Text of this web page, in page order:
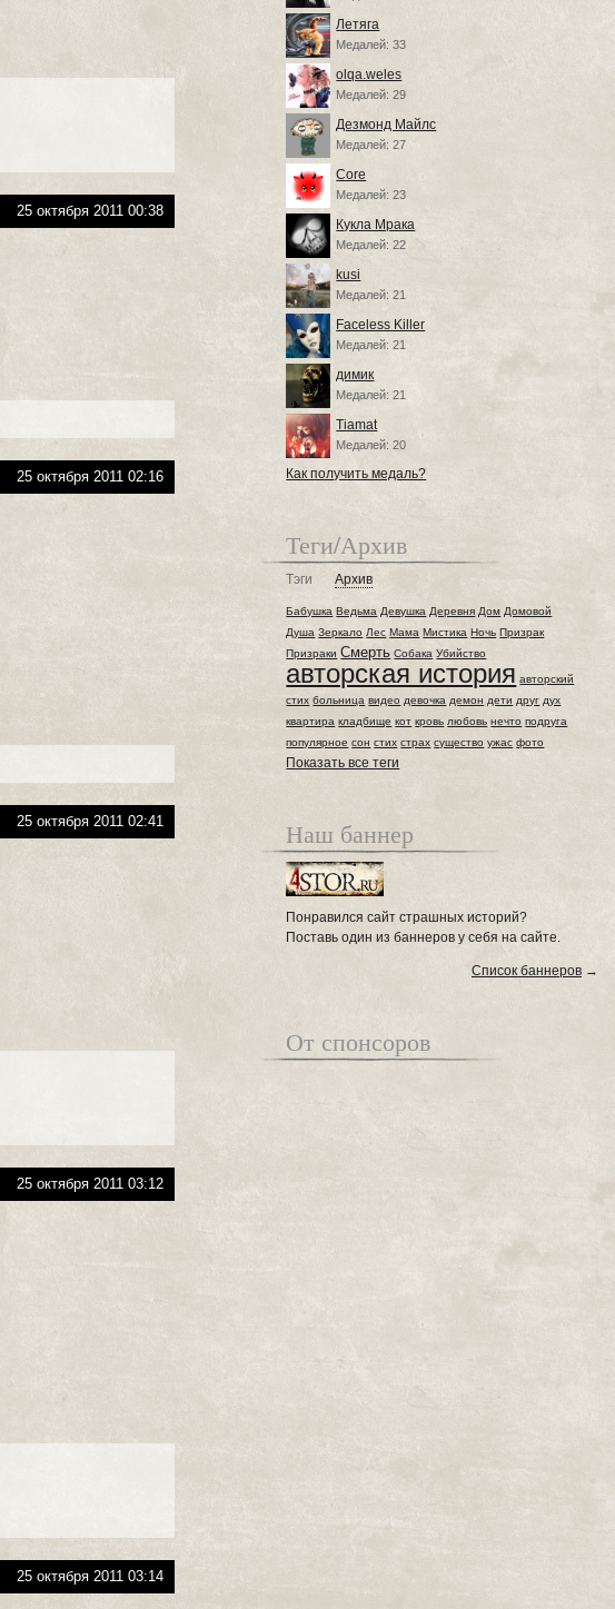
25 октября 2011 00:38
25 октября 2011 02:16
25 октября 2011 02:41
25 октября 2011 03:12
25 октября 2011 03:14
Летяга
Медалей: 33
olqa.weles
Медалей: 29
Дезмонд Майлс
Медалей: 27
Core
Медалей: 23
Кукла Мрака
Медалей: 22
kusi
Медалей: 21
Faceless Killer
Медалей: 21
димик
Медалей: 21
Tiamat
Медалей: 20
Как получить медаль?
Теги/Архив
Тэги Архив
Бабушка Ведьма Девушка Деревня Дом Домовой
Душа Зеркало Лес Мама Мистика Ночь Призрак
Призраки Смерть Собака Убийство
авторская история авторский
стих больница видео девочка демон дети друг дух
квартира кладбище кот кровь любовь нечто подруга
популярное сон стих страх существо ужас фото
Показать все теги
Наш баннер
Понравился сайт страшных историй?
Поставь один из баннеров у себя на сайте.
Список баннеров →
От спонсоров